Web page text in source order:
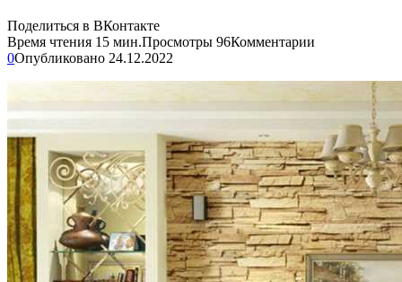
Поделиться в ВКонтакте
Время чтения 15 мин.Просмотры 96Комментарии
0Опубликовано 24.12.2022